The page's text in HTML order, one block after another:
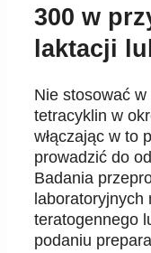
300 w
laktacji
Nie stosować
tetracyklin w
włączając w to
prowadzić do
Badania
laboratoryjnych
teratogennego
podaniu